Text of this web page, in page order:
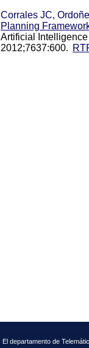
Corrales JC,
Planning
Artificial
2012;7637:600.
El departamento de